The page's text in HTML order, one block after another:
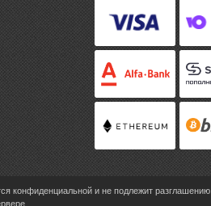
конфиденциальной и не подлежит разглашению.